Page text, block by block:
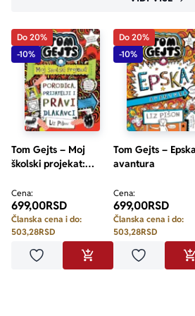
Do 20%
-10%
Tom Gejts – Moj
školski projekat:
pravi dlakavci
Cena:
699,00RSD
Članska cena i do:
503,28RSD
Dodaj u omiljeneDODAJ U KORPU
Do 20%
-10%
Tom Gejts – Epska
avantura
Cena:
699,00RSD
Članska cena i do:
503,28RSD
Dodaj u